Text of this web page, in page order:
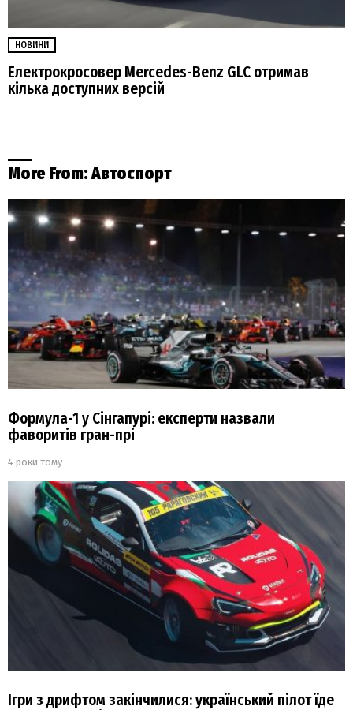
НОВИНИ
Електрокросовер Mercedes-Benz GLC отримав
кілька доступних версій
More From:Автоспорт
Формула-1 у Сінгапурі: експерти назвали
фаворитів гран-прі
4 роки тому
Ігри з дрифтом закінчилися: український пілот їде